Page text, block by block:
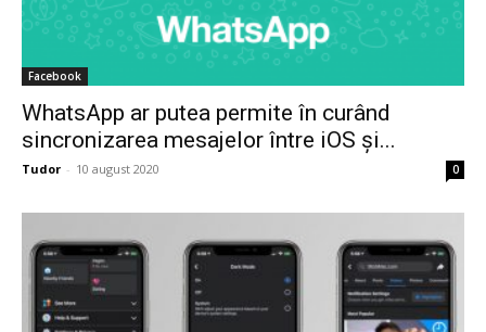
Facebook
WhatsApp ar putea permite în curând
sincronizarea mesajelor între iOS și...
Tudor - 10 august 2020 0